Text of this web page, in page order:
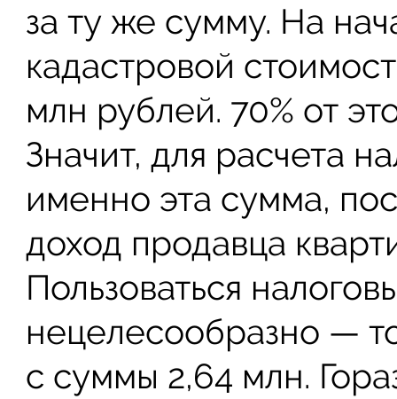
за ту же сумму. На
кадастровой
млн рублей. 70% от
Значит, для расчета
именно эта сумма,
доход продавца
Пользоваться
нецелесообразно —
с суммы 2,64 млн.